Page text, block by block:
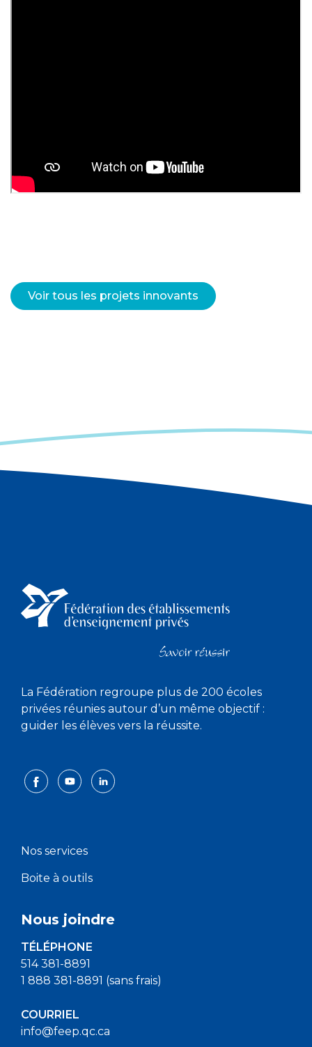
Voir tous les projets innovants
La Fédération regroupe plus de 200 écoles
privées réunies autour d’un même objectif :
guider les élèves vers la réussite.
Nos services
Boite à outils
Nous joindre
TÉLÉPHONE
514 381-8891
1 888 381-8891 (sans frais)
COURRIEL
info@feep.qc.ca